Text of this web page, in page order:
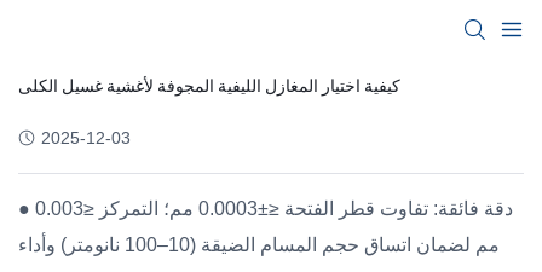
كيفية اختيار المغازل الليفية المجوفة لأغشية غسيل الكلى
2025-12-03
● دقة فائقة: تفاوت قطر الفتحة ≤±0.0003 مم؛ التمركز ≤0.003
مم لضمان اتساق حجم المسام الضيقة (10–100 نانومتر) وأداء